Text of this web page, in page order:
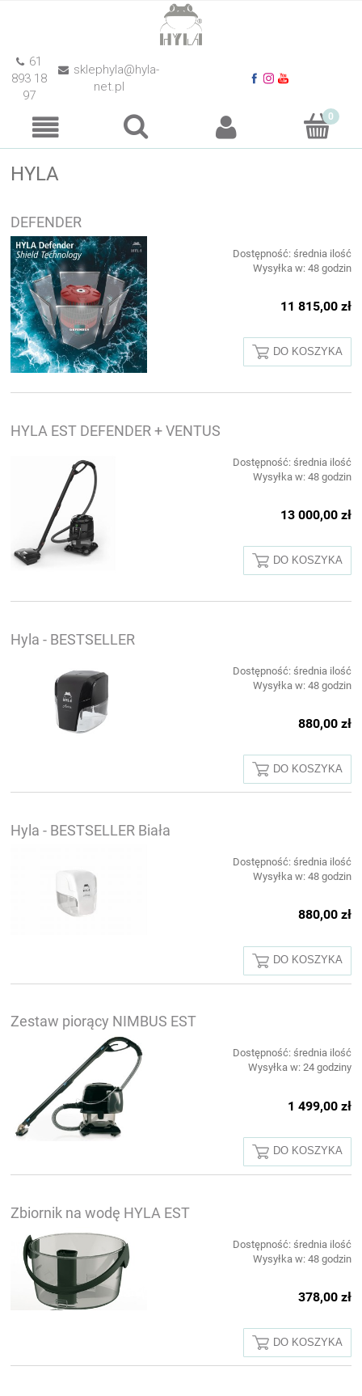
61
893 18
97
sklephyla@hyla-
net.pl
HYLA
DEFENDER
Dostępność: średnia ilość
Wysyłka w: 48 godzin
11 815,00 zł
DO KOSZYKA
HYLA EST DEFENDER + VENTUS
Dostępność: średnia ilość
Wysyłka w: 48 godzin
13 000,00 zł
DO KOSZYKA
Hyla - BESTSELLER
Dostępność: średnia ilość
Wysyłka w: 48 godzin
880,00 zł
DO KOSZYKA
Hyla - BESTSELLER Biała
Dostępność: średnia ilość
Wysyłka w: 48 godzin
880,00 zł
DO KOSZYKA
Zestaw piorący NIMBUS EST
Dostępność: średnia ilość
Wysyłka w: 24 godziny
1 499,00 zł
DO KOSZYKA
Zbiornik na wodę HYLA EST
Dostępność: średnia ilość
Wysyłka w: 48 godzin
378,00 zł
DO KOSZYKA